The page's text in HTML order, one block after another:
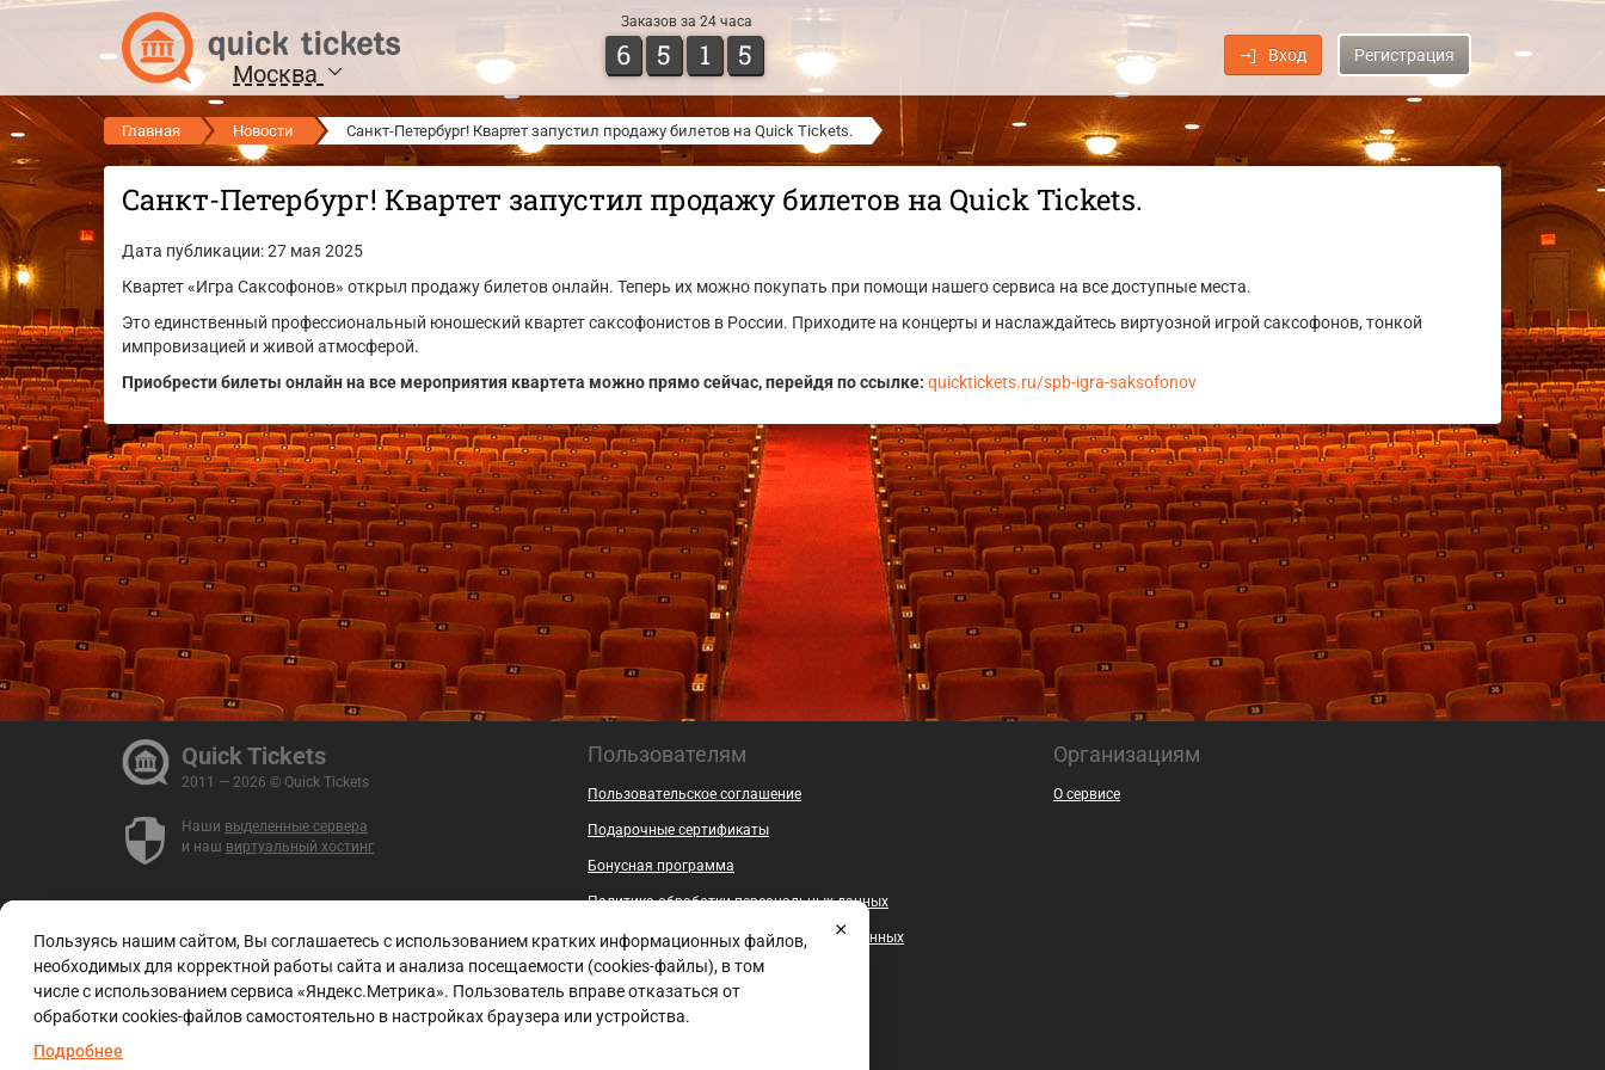
Москва
Заказов за 24 часа
6 5 1 5 Вход Регистрация
Главная Новости Санкт-Петербург! Квартет запустил продажу билетов на Quick Tickets.
Санкт-Петербург! Квартет запустил продажу билетов на Quick Tickets.
Дата публикации: 27 мая 2025
Квартет «Игра Саксофонов» открыл продажу билетов онлайн. Теперь их можно покупать при помощи нашего сервиса на все доступные места.
Это единственный профессиональный юношеский квартет саксофонистов в России. Приходите на концерты и наслаждайтесь виртуозной игрой саксофонов, тонкой
импровизацией и живой атмосферой.
Приобрести билеты онлайн на все мероприятия квартета можно прямо сейчас, перейдя по ссылке: quicktickets.ru/spb-igra-saksofonov
Quick Tickets
2011 — 2026 © Quick Tickets
Наши выделенные сервера
и наш виртуальный хостинг
Пользователям
Пользовательское соглашение
Подарочные сертификаты
Бонусная программа
Политика обработки персональных данных
Согласие на обработку персональных данных
Безопасность
Контакты
Организациям
О сервисе
Пользуясь нашим сайтом, Вы соглашаетесь с использованием кратких информационных файлов,
необходимых для корректной работы сайта и анализа посещаемости (cookies-файлы), в том
числе с использованием сервиса «Яндекс.Метрика». Пользователь вправе отказаться от
обработки cookies-файлов самостоятельно в настройках браузера или устройства.
Подробнее